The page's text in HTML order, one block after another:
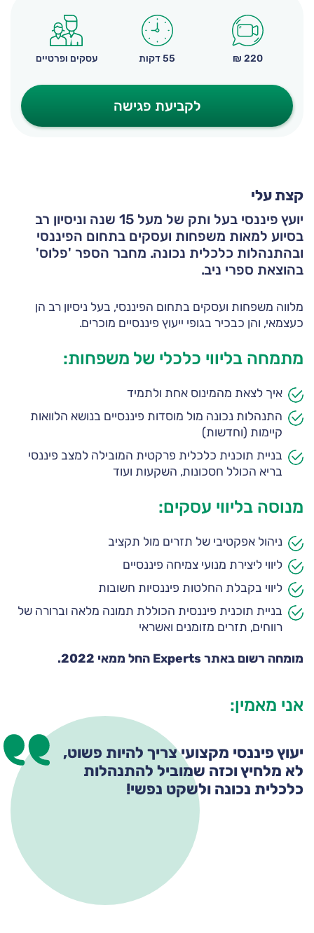
220
₪ 55 דקות עסקים ופרטיים
לקביעת פגישה
קצת עלי
יועץ פיננסי בעל ותק של מעל 15 שנה וניסיון רב
בסיוע למאות משפחות ועסקים בתחום הפיננסי
ובהתנהלות כלכלית נכונה. מחבר הספר 'פלוס'
בהוצאת ספרי ניב.
מלווה משפחות ועסקים בתחום הפיננסי, בעל ניסיון רב הן
כעצמאי, והן כבכיר בגופי ייעוץ פיננסיים מוכרים.
מתמחה בליווי כלכלי של משפחות:
איך לצאת מהמינוס אחת ולתמיד
התנהלות נכונה מול מוסדות פיננסיים בנושא הלוואות
קיימות (וחדשות)
בניית תוכנית כלכלית פרקטית המובילה למצב פיננסי
בריא הכולל חסכונות, השקעות ועוד
מנוסה בליווי עסקים:
ניהול אפקטיבי של תזרים מול תקציב
ליווי ליצירת מנועי צמיחה פיננסיים
ליווי בקבלת החלטות פיננסיות חשובות
בניית תוכנית פיננסית הכוללת תמונה מלאה וברורה של
רווחים, תזרים מזומנים ואשראי
מומחה רשום באתר Experts החל ממאי 2022.
אני מאמין:
יעוץ פיננסי מקצועי צריך להיות פשוט,
לא מלחיץ וכזה שמוביל להתנהלות
כלכלית נכונה ולשקט נפשי!